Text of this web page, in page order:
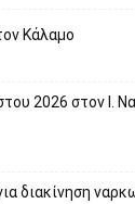
Κάλαμο
2026 στον Ι.
διακίνηση